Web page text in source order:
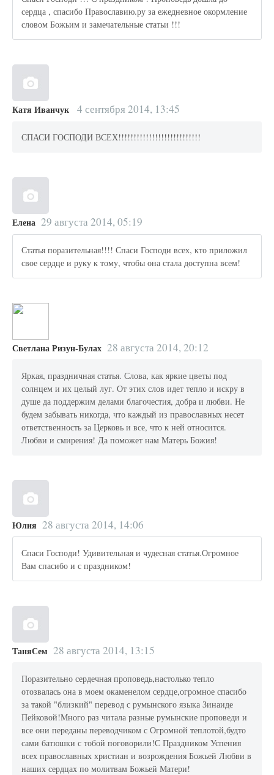
сердца , спасибо Православию.ру за ежедневное окормление
словом Божьим и замечательные статьи !!!
Катя Иванчук 4 сентября 2014, 13:45
СПАСИ ГОСПОДИ ВСЕХ!!!!!!!!!!!!!!!!!!!!!!!!!!!
Елена 29 августа 2014, 05:19
Статья поразительная!!!! Спаси Господи всех, кто приложил
свое сердце и руку к тому, чтобы она стала доступна всем!
Светлана Ризун-Булах 28 августа 2014, 20:12
Яркая, праздничная статья. Слова, как яркие цветы под
солнцем и их целый луг. От этих слов идет тепло и искру в
душе да поддержим делами благочестия, добра и любви. Не
будем забывать никогда, что каждый из православных несет
ответственность за Церковь и все, что к ней относится.
Любви и смирения! Да поможет нам Матерь Божия!
Юлия 28 августа 2014, 14:06
Спаси Господи! Удивительная и чудесная статья.Огромное
Вам спасибо и с праздником!
ТаняСем 28 августа 2014, 13:15
Поразительно сердечная проповедь,настолько тепло
отозвалась она в моем окаменелом сердце,огромное спасибо
за такой "близкий" перевод с румынского языка Зинаиде
Пейковой!Много раз читала разные румынские проповеди и
все они переданы переводчиком с Огромной теплотой,будто
сами батюшки с тобой поговорили!С Праздником Успения
всех православных христиан и возрождения Божьей Любви в
наших сердцах по молитвам Божьей Матери!